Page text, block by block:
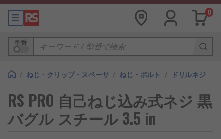
0
型番
/ ねじ・クリップ・スペーサ / ねじ・ボルト / ドリルネジ
RS PRO 自己ねじ込み式ネジ 黒
バグル スチール 3.5 in